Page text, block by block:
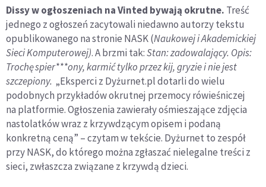
Dissy w ogłoszeniach na Vinted bywają okrutne. Treść
jednego z ogłoszeń zacytowali niedawno autorzy tekstu
opublikowanego na stronie NASK (Naukowej i Akademickiej
Sieci Komputerowej). A brzmi tak:Stan: zadowalający. Opis:
Trochęspier***ony, karmić tylko przez kij, gryzie inie jest
szczepiony. „Eksperci z Dyżurnet.pl dotarli do wielu
podobnych przykładów okrutnej przemocy rówieśniczej
na platformie. Ogłoszenia zawierały ośmieszające zdjęcia
nastolatków wraz z krzywdzącym opisem i podaną
konkretną ceną” – czytam w tekście. Dyżurnet to zespół
przy NASK, do którego można zgłaszać nielegalne treści z
sieci, zwłaszcza związane z krzywdą dzieci.